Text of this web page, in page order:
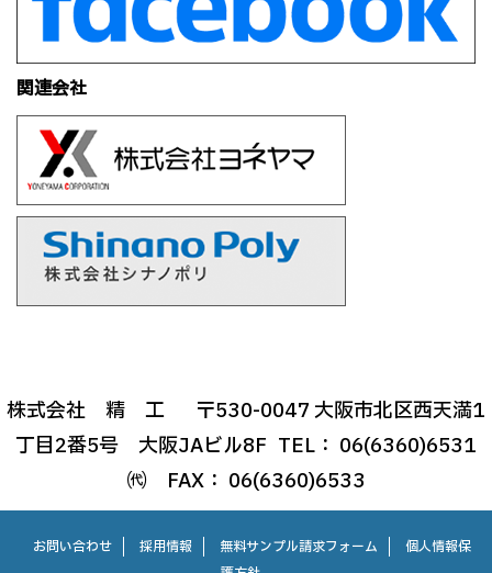
関連会社
株式会社 精 工
〒530-0047 大阪市北区西天満1
丁目2番5号 大阪JAビル8F TEL： 06(6360)6531
㈹ FAX： 06(6360)6533
お問い合わせ 採用情報 無料サンプル請求フォーム
個人情報保